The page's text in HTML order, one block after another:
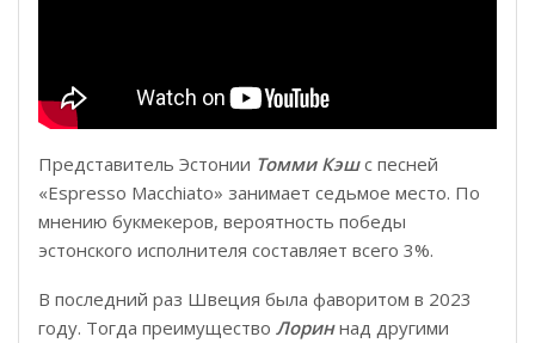
Представитель Эстонии Томми Кэшс песней
«Espresso Macchiato» занимает седьмое место. По
мнению букмекеров, вероятность победы
эстонского исполнителя составляет всего 3%.
В последний раз Швеция была фаворитом в 2023
году. Тогда преимущество Лориннад другими